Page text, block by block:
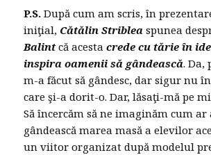
P.S.După cum am scris, în
iniţial, Cătălin Striblea spunea
Balintcă acestacrede cu tărie în
inspira oamenii să gândească. Da,
m-a făcut să gândesc, dar sigur nu
care şi-a dorit-o. Dar, lăsaţi-mă pe
Să încercăm să ne imaginăm cum ar
gândească marea masă a elevilor
un viitor organizat după modelul